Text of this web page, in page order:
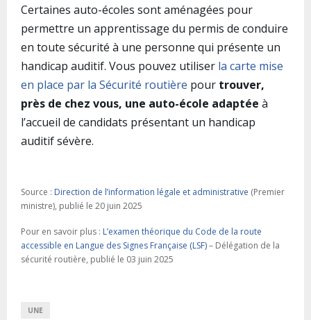
Certaines auto-écoles sont aménagées pour
permettre un apprentissage du permis de conduire
en toute sécurité à une personne qui présente un
handicap auditif. Vous pouvez utiliser la carte mise
en place par la Sécurité routière pour trouver,
près de chez vous, une auto-école adaptée à
l’accueil de candidats présentant un handicap
auditif sévère.
Source : Direction de l’information légale et administrative (Premier
ministre), publié le 20 juin 2025
Pour en savoir plus : L’examen théorique du Code de la route
accessible en Langue des Signes Française (LSF)– Délégation de la
sécurité routière, publié le 03 juin 2025
UNE